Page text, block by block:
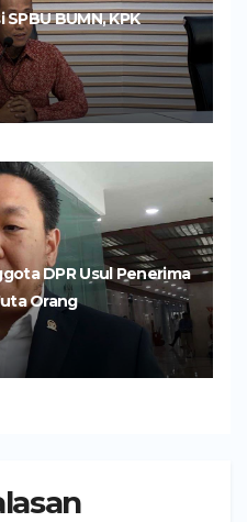
BUMN, KPK
DPR Usul Penerima
Orang